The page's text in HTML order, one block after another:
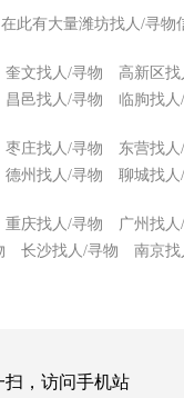
此有大量潍坊找人/寻物
奎文找人/寻物 高新区
昌邑找人/寻物 临朐找人
枣庄找人/寻物 东营找人
德州找人/寻物 聊城找人
重庆找人/寻物 广州找人
长沙找人/寻物 南京找
扫，访问手机站